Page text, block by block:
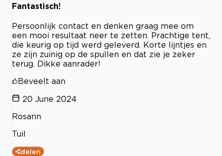
Fantastisch!
Persoonlijk contact en denken graag mee om
een mooi resultaat neer te zetten. Prachtige tent,
die keurig op tijd werd geleverd. Korte lijntjes en
ze zijn zuinig op de spullen en dat zie je zeker
terug. Dikke aanrader!
Beveelt aan
20 June 2024
Rosann
Tuil
delen